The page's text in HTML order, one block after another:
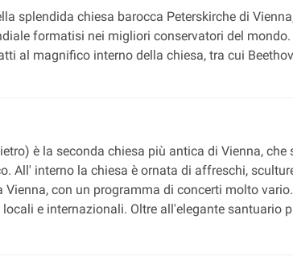
splendida chiesa barocca Peterskirche di
formatisi nei migliori conservatori del
al magnifico interno della chiesa, tra cui
è la seconda chiesa più antica di Vienna,
All' interno la chiesa è ornata di affreschi,
con un programma di concerti molto
e internazionali. Oltre all'elegante